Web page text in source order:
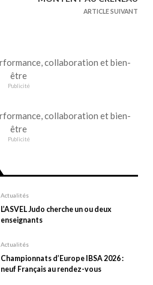
ARTICLE SUIVANT
Publicité
Publicité
Actualités
L’ASVEL Judo cherche un ou deux
enseignants
Actualités
Championnats d’Europe IBSA 2026 :
neuf Français au rendez-vous